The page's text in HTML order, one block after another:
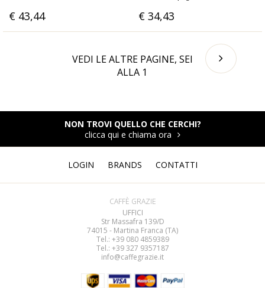
€ 43,44 € 34,43
VEDI LE ALTRE PAGINE, SEI
ALLA 1
NON TROVI QUELLO CHE CERCHI?
clicca qui e chiama ora
LOGIN BRANDS CONTATTI
CAFFÈ GRAZIE
UFFICI
Str Massafra 139/D
74015 - Martina Franca (TA)
Tel.: +39 0804859389
Tel.: +39 327 9357187
info@caffegrazie.it